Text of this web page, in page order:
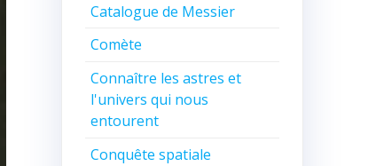
Catalogue de Messier
Comète
Connaître les astres et
l'univers qui nous
entourent
Conquête spatiale